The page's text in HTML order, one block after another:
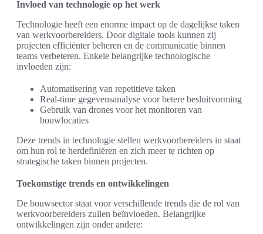
Invloed van technologie op het werk
Technologie heeft een enorme impact op de dagelijkse taken
van werkvoorbereiders. Door digitale tools kunnen zij
projecten efficiënter beheren en de communicatie binnen
teams verbeteren. Enkele belangrijke technologische
invloeden zijn:
Automatisering van repetitieve taken
Real-time gegevensanalyse voor betere besluitvorming
Gebruik van drones voor het monitoren van
bouwlocaties
Deze trends in technologie stellen werkvoorbereiders in staat
om hun rol te herdefiniëren en zich meer te richten op
strategische taken binnen projecten.
Toekomstige trends en ontwikkelingen
De bouwsector staat voor verschillende trends die de rol van
werkvoorbereiders zullen beïnvloeden. Belangrijke
ontwikkelingen zijn onder andere: